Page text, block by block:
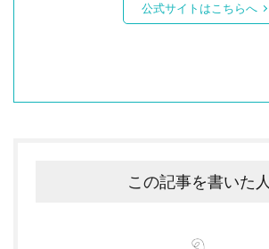
公式サイトはこちらへ
この記事を書いた人